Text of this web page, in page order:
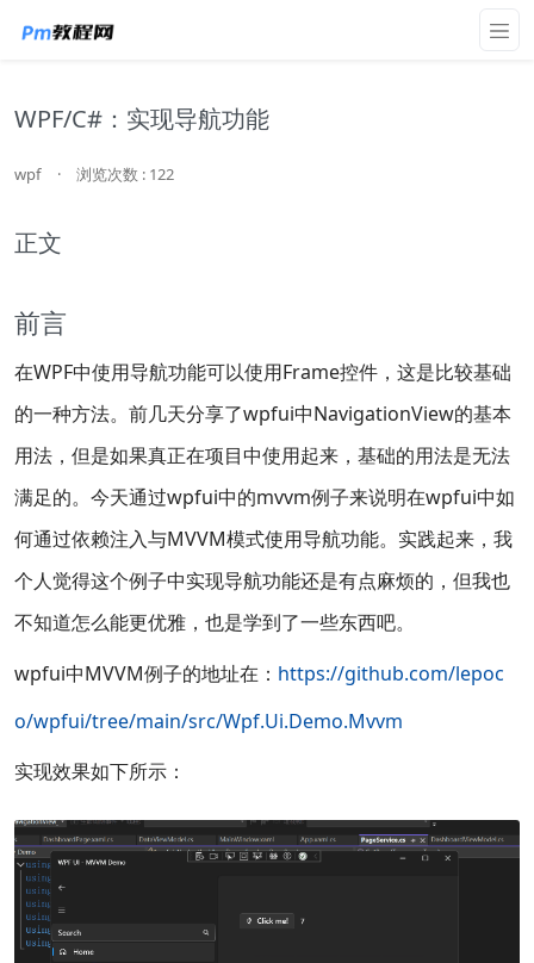
WPF/C#：实现导航功能
wpf · 浏览次数 : 122
正文
前言
在WPF中使用导航功能可以使用Frame控件，这是比较基础
的一种方法。前几天分享了wpfui中NavigationView的基本
用法，但是如果真正在项目中使用起来，基础的用法是无法
满足的。今天通过wpfui中的mvvm例子来说明在wpfui中如
何通过依赖注入与MVVM模式使用导航功能。实践起来，我
个人觉得这个例子中实现导航功能还是有点麻烦的，但我也
不知道怎么能更优雅，也是学到了一些东西吧。
wpfui中MVVM例子的地址在： https://github.com/lepoc
o/wpfui/tree/main/src/Wpf.Ui.Demo.Mvvm
实现效果如下所示：